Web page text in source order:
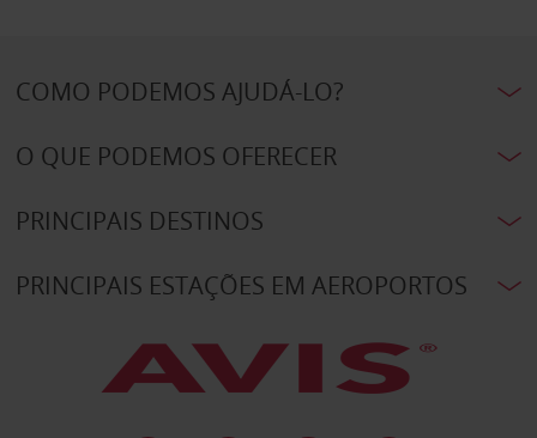
COMO PODEMOS AJUDÁ-LO?
O QUE PODEMOS OFERECER
PRINCIPAIS DESTINOS
PRINCIPAIS ESTAÇÕES EM AEROPORTOS